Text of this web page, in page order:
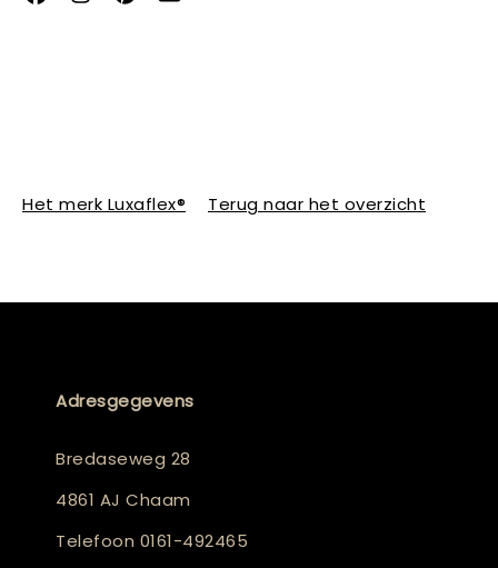
Het merk Luxaflex® Terug naar het overzicht
Adresgegevens
Bredaseweg 28
4861 AJ Chaam
Telefoon 0161-492465